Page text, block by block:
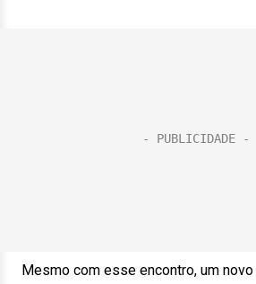
Mesmo com esse encontro, um